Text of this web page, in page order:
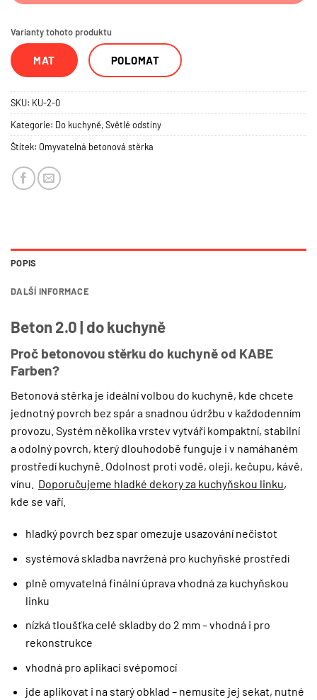
Varianty tohoto produktu
MAT POLOMAT
SKU: KU-2-0
Kategorie: Do kuchyně,Světlé odstíny
Štítek: Omyvatelná betonová stěrka
POPIS
DALŠÍ INFORMACE
Beton 2.0 | do kuchyně
Proč betonovou stěrku do kuchyně od KABE
Farben?
Betonová stěrka je ideální volbou do kuchyně, kde chcete
jednotný povrch bez spár a snadnou údržbu v každodenním
provozu. Systém několika vrstev vytváří kompaktní, stabilní
a odolný povrch, který dlouhodobě funguje i v namáhaném
prostředí kuchyně. Odolnost proti vodě, oleji, kečupu, kávě,
vínu. Doporučujeme hladké dekory za kuchyňskou linku,
kde se vaří.
hladký povrch bez spar omezuje usazování nečistot
systémová skladba navržená pro kuchyňské prostředí
plně omyvatelná finální úprava vhodná za kuchyňskou
linku
nízká tloušťka celé skladby do 2 mm – vhodná i pro
rekonstrukce
vhodná pro aplikaci svépomocí
jde aplikovat i na starý obklad – nemusíte jej sekat, nutné